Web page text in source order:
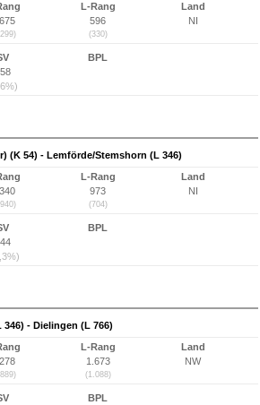
L-Rang
596
(330)
Land
NI
BPL
(K 54) - Lemförde/Stemshorn (L 346)
L-Rang
973
(704)
Land
NI
BPL
- Dielingen (L 766)
L-Rang
1.673
(1.088)
Land
NW
BPL